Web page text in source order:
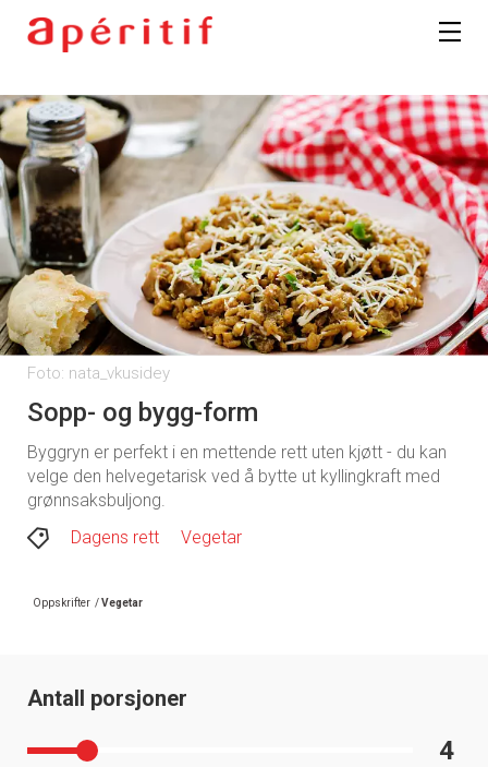
Foto: nata_vkusidey
Sopp- og bygg-form
Byggryn er perfekt i en mettende rett uten kjøtt - du kan
velge den helvegetarisk ved å bytte ut kyllingkraft med
grønnsaksbuljong.
Dagens rett
Vegetar
Oppskrifter /Vegetar
Antall porsjoner
4